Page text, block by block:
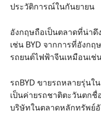
ประวัติการณ์ในกันยายน
อังกฤษถือเป็นตลาดที่น่า
เช่น BYD จากการที่อังก
รถยนต์ไฟฟ้าจีนเหมือนเ
รถBYD ขายรถหลายรุ่น
เป็นค่ายรถชาติตะวันตกชื่
บริษัทในตลาดหลักทรัพย์